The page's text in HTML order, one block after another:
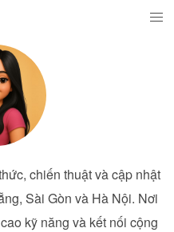
chiến thuật và cập nhật
Sài Gòn và Hà Nội. Nơi
kỹ năng và kết nối cộng